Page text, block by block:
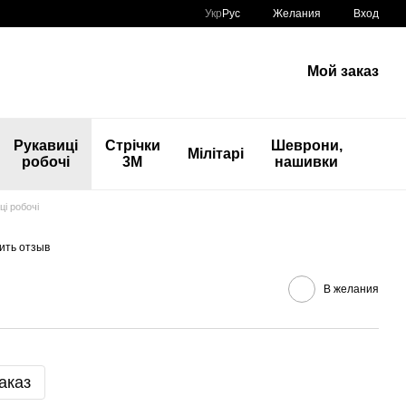
Укр Рус Желания Вход
Мой заказ
Рукавиці
робочі
Стрічки
3М
Мілітарі
Шеврони,
нашивки
робочі
отзыв
В желания